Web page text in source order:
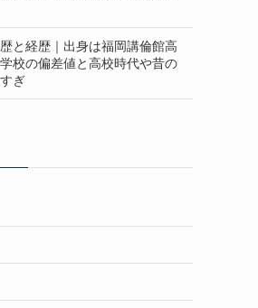
と経歴｜出身は福岡講倫館高
校の偏差値と高校時代や昔の
ぎ